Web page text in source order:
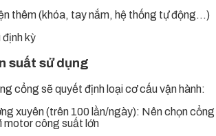
thêm (khóa, tay nắm, hệ thống tự động…)
định kỳ
suất sử dụng
cổng sẽ quyết định loại cơ cấu vận hành:
xuyên (trên 100 lần/ngày): Nên chọn cổng
motor công suất lớn